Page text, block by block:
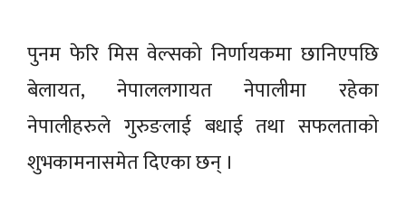
पुनम फेरि मिस वेल्सको निर्णायकमा छानिएपछि
बेलायत, नेपाललगायत नेपालीमा रहेका
नेपालीहरुले गुरुङलाई बधाई तथा सफलताको
शुभकामनासमेत दिएका छन् ।